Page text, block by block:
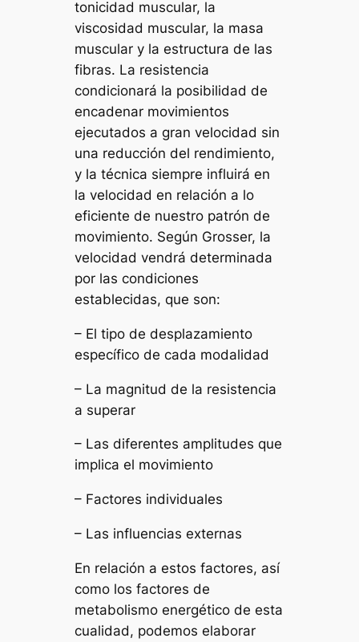
tonicidad muscular, la
viscosidad muscular, la masa
muscular y la estructura de las
fibras. La resistencia
condicionará la posibilidad de
encadenar movimientos
ejecutados a gran velocidad sin
una reducción del rendimiento,
y la técnica siempre influirá en
la velocidad en relación a lo
eficiente de nuestro patrón de
movimiento. Según Grosser, la
velocidad vendrá determinada
por las condiciones
establecidas, que son:
– El tipo de desplazamiento
específico de cada modalidad
– La magnitud de la resistencia
a superar
– Las diferentes amplitudes que
implica el movimiento
– Factores individuales
– Las influencias externas
En relación a estos factores, así
como los factores de
metabolismo energético de esta
cualidad, podemos elaborar